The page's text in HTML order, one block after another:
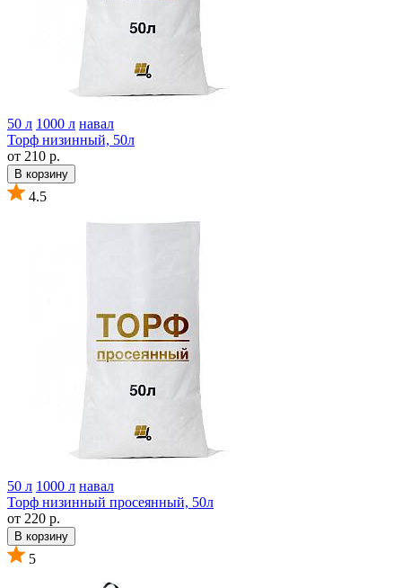
50 л 1000 л навал
Торф низинный, 50л
от 210 р.
В корзину
4.5
50 л 1000 л навал
Торф низинный просеянный, 50л
от 220 р.
В корзину
5